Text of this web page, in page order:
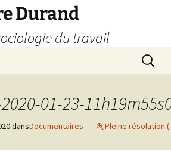
Durand
du travail
01-23-
dansDocumentaires Pleine résolution